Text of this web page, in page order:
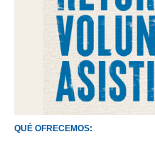
QUÉ OFRECEMOS: